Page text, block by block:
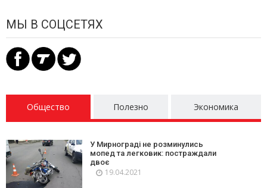
МЫ В СОЦСЕТЯХ
Общество Полезно Экономика
У Мирнограді не розминулись
мопед та легковик: постраждали
двоє
19.04.2021